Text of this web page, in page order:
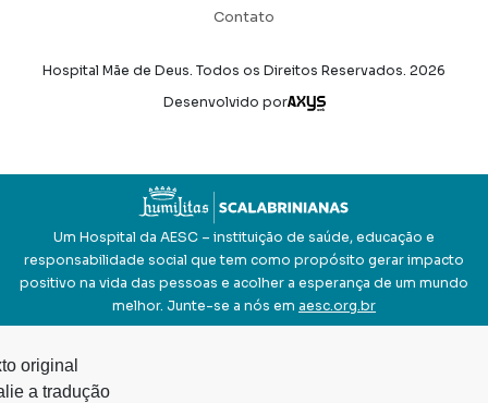
Contato
Hospital Mãe de Deus. Todos os Direitos Reservados. 2026
Desenvolvido por
Axysweb
Um Hospital da AESC – instituição de saúde, educação e
responsabilidade social que tem como propósito gerar impacto
positivo na vida das pessoas e acolher a esperança de um mundo
melhor. Junte-se a nós em aesc.org.br
original
a tradução